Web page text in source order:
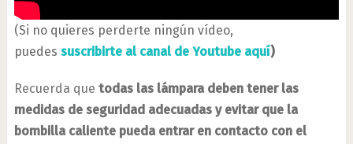
(Si no quieres perderte ningún vídeo,
puedes suscribirte al canal de Youtube aquí)
Recuerda que todas las lámpara deben tener las
medidas de seguridad adecuadas y evitar que la
bombilla caliente pueda entrar en contacto con el